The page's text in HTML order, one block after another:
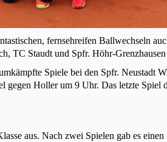
fernsehreifen Ballwechseln
TC Staudt und Spfr. Höhr-Grenzhausen
Spiele bei den Spfr. Neustadt
gegen Holler um 9 Uhr. Das letzte Spiel
aus. Nach zwei Spielen gab es